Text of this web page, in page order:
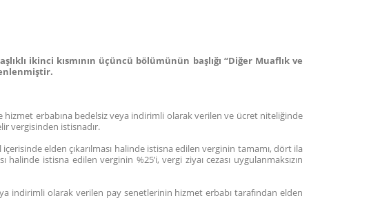
ikinci kısmının üçüncü bölümünün başlığı “Diğer Muaflık ve
erbabına bedelsiz veya indirimli olarak verilen ve ücret niteliğinde
vergisinden istisnadır.
elden çıkarılması halinde istisna edilen verginin tamamı, dört ila
istisna edilen verginin %25’i, vergi ziyaı cezası uygulanmaksızın
indirimli olarak verilen pay senetlerinin hizmet erbabı tarafından elden